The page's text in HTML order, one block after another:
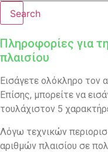
Search
Πληροφορίες για
πλαισίου
Εισάγετε ολόκληρο τον
Επίσης, μπορείτε να
τουλάχιστον 5
Λόγω τεχνικών
αριθμών πλαισίου σε